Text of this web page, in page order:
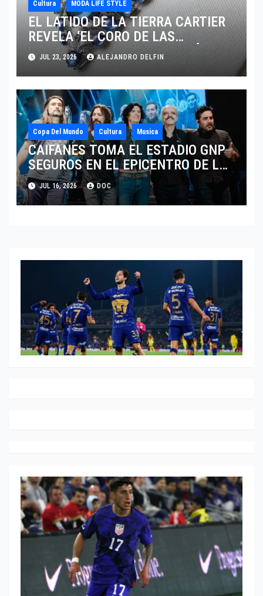
Cultura MODA LIFE STYLE
EL LATIDO DE LA TIERRA CARTIER
REVELA ‘EL CORO DE LAS
PIEDRAS’, SU NUEVA SINFONÍA DE
ALTA JOYERÍA
JUL 23, 2026 ALEJANDRO DELFIN
Copa Del Mundo Cultura Musica
CAIFANES TOMA EL ESTADIO GNP
SEGUROS EN EL EPICENTRO DE LA
IDENTIDAD MEXICANA
JUL 16, 2026 DOC